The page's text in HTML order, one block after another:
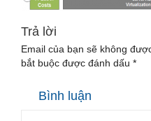
Trả lời
Email của bạn sẽ không
bắt buộc được đánh dấu *
Bình luận